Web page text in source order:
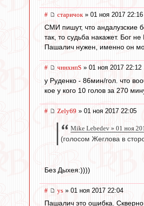
# старичок » 01 ноя 2017 22:16
СМИ пишут, что андалузские
так, то судьба накажет. Бог
Пашалич нужен, именно он
# чннхнпS » 01 ноя 2017 22:12
у Руденко - 86мин/гол. что
кое у кого 10 голов за 270
# Zely69 » 01 ноя 2017 22:05
Mike Lebedev » 01 ноя
(голосом Жеглова в
Без Дыхея:))))
# ys » 01 ноя 2017 22:04
Пашалич это ошибка.